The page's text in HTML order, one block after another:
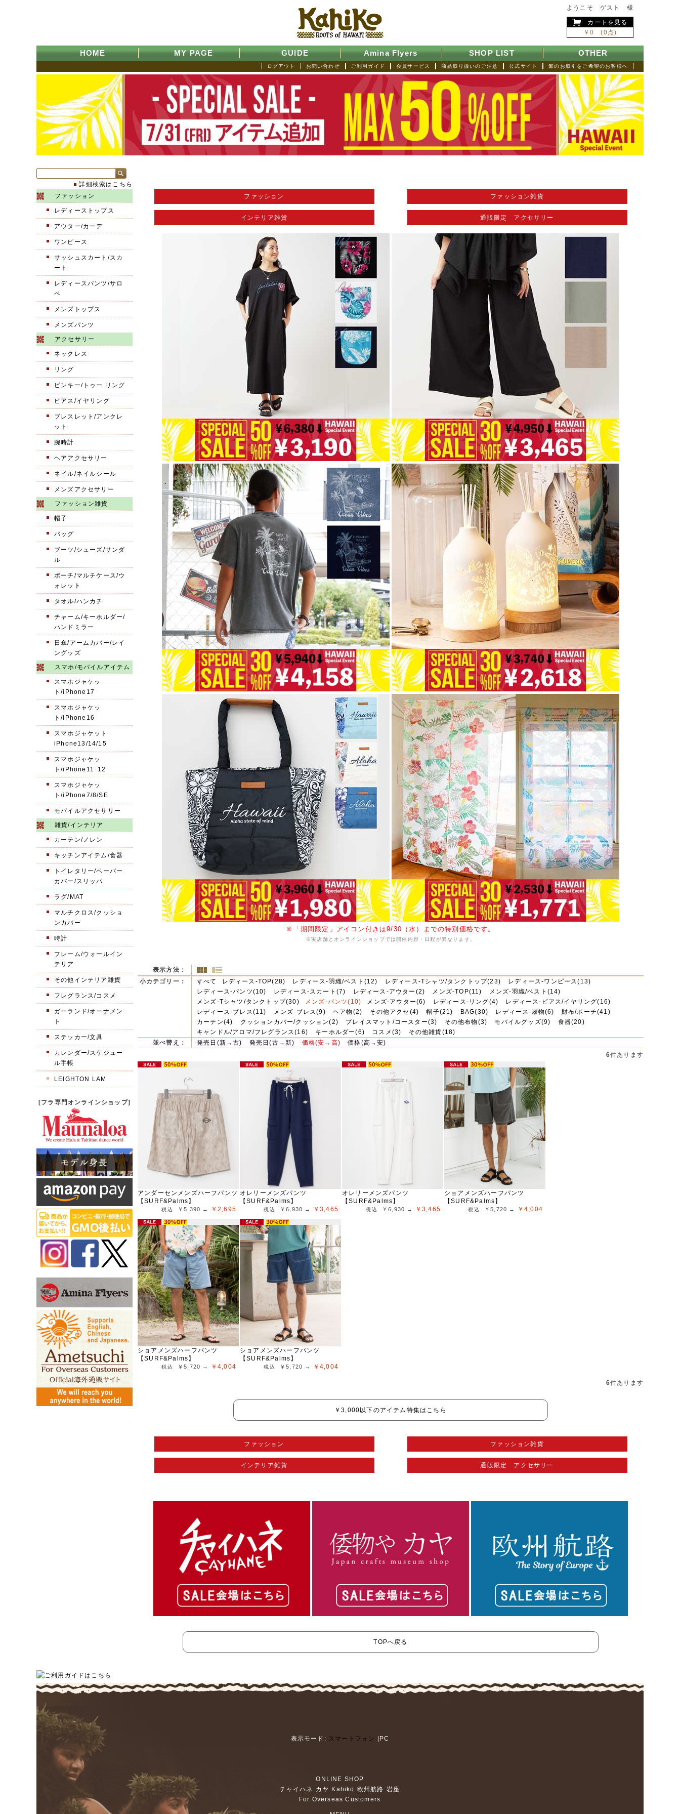
ようこそ ゲスト 様
カートを見る
￥0 (0点)
HOME MY PAGE GUIDE Amina Flyers SHOP LIST OTHER
卸のお取引をご希望のお客様へ
公式サイト
商品取り扱いのご注意
会員サービス
ご利用ガイド
お問い合わせ
ログアウト
ファッション ファッション雑貨
インテリア雑貨 通販限定 アクセサリー
※「期間限定」アイコン付きは9/30（水）までの特別価格です。
※実店舗とオンラインショップでは開催内容・日程が異なります。
表示方法：
小カテゴリー：
すべて レディース-TOP(28) レディース-羽織/ベスト(12) レディース-Tシャツ/タンクトップ(23)
レディース-ワンピース(13)
レディース-パンツ(10)
レディース-スカート(7) レディース-アウター(2) メンズ-TOP(11)
メンズ-羽織/ベスト(14)
メンズ-Tシャツ/タンクトップ(30)
メンズ-パンツ(10) メンズ-アウター(6) レディース-リング(4)
レディース-ピアス/イヤリング(16)
レディース-ブレス(11)
メンズ-ブレス(9) ヘア物(2) その他アクセ(4) 帽子(21) BAG(30) レディース-履物(6)
財布/ポーチ(41)
カーテン(4)
クッションカバー/クッション(2) プレイスマット/コースター(3) その他布物(3) モバイルグッズ(9)
食器(20)
キャンドル/アロマ/フレグランス(16)
キーホルダー(6) コスメ(3)
その他雑貨(18)
並べ替え：
発売日(新→古) 発売日(古→新) 価格(安→高)
価格(高→安)
6件あります
アンダーセンメンズハーフパンツ
【SURF&Palms】
￥5,390 → ￥2,695
オレリーメンズパンツ
【SURF&Palms】
￥6,930 → ￥3,465
オレリーメンズパンツ
【SURF&Palms】
￥6,930 → ￥3,465
ショアメンズハーフパンツ
【SURF&Palms】
￥5,720 → ￥4,004
ショアメンズハーフパンツ
【SURF&Palms】
￥5,720 → ￥4,004
ショアメンズハーフパンツ
【SURF&Palms】
￥5,720 → ￥4,004
6件あります
￥3,000以下のアイテム特集はこちら
ファッション ファッション雑貨
インテリア雑貨 通販限定 アクセサリー
TOPへ戻る
詳細検索はこちら
ファッション
レディーストップス
アウター/カーデ
ワンピース
サッシュスカート/スカ
ート
レディースパンツ/サロ
ペ
メンズトップス
メンズパンツ
アクセサリー
ネックレス
リング
ピンキー/トゥー リング
ピアス/イヤリング
ブレスレット/アンクレ
ット
腕時計
ヘアアクセサリー
ネイル/ネイルシール
メンズアクセサリー
ファッション雑貨
帽子
バッグ
ブーツ/シューズ/サンダ
ル
ポーチ/マルチケース/ウ
ォレット
タオル/ハンカチ
チャーム/キーホルダー/
ハンドミラー
日傘/アームカバー/レイ
ングッズ
スマホ/モバイルアイテム
スマホジャケッ
ト/iPhone17
スマホジャケッ
ト/iPhone16
スマホジャケット
iPhone13/14/15
スマホジャケッ
ト/iPhone11･12
スマホジャケッ
ト/iPhone7/8/SE
モバイルアクセサリー
雑貨/インテリア
カーテン/ノレン
キッチンアイテム/食器
トイレタリー/ペーパー
カバー/スリッパ
ラグ/MAT
マルチクロス/クッショ
ンカバー
時計
フレーム/ウォールイン
テリア
その他インテリア雑貨
フレグランス/コスメ
ガーランド/オーナメン
ト
ステッカー/文具
カレンダー/スケジュー
ル手帳
LEIGHTON LAM
[フラ専門オンラインショップ]
表示モード: スマートフォン |PC
ONLINE SHOP
チャイハネ
カヤ Kahiko 欧州航路 岩座
For Overseas Customers